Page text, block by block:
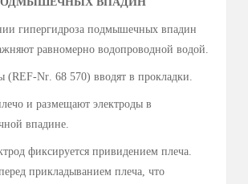
из наполненных водопроводной водой
по одной кисти и со­ответственно стопы
укрытые резиновой сеткой диски
воды в ваннах должен составлять
см.
касание электродов безопасно;
концентрации высокой
плотности нужно полностью прикладывать